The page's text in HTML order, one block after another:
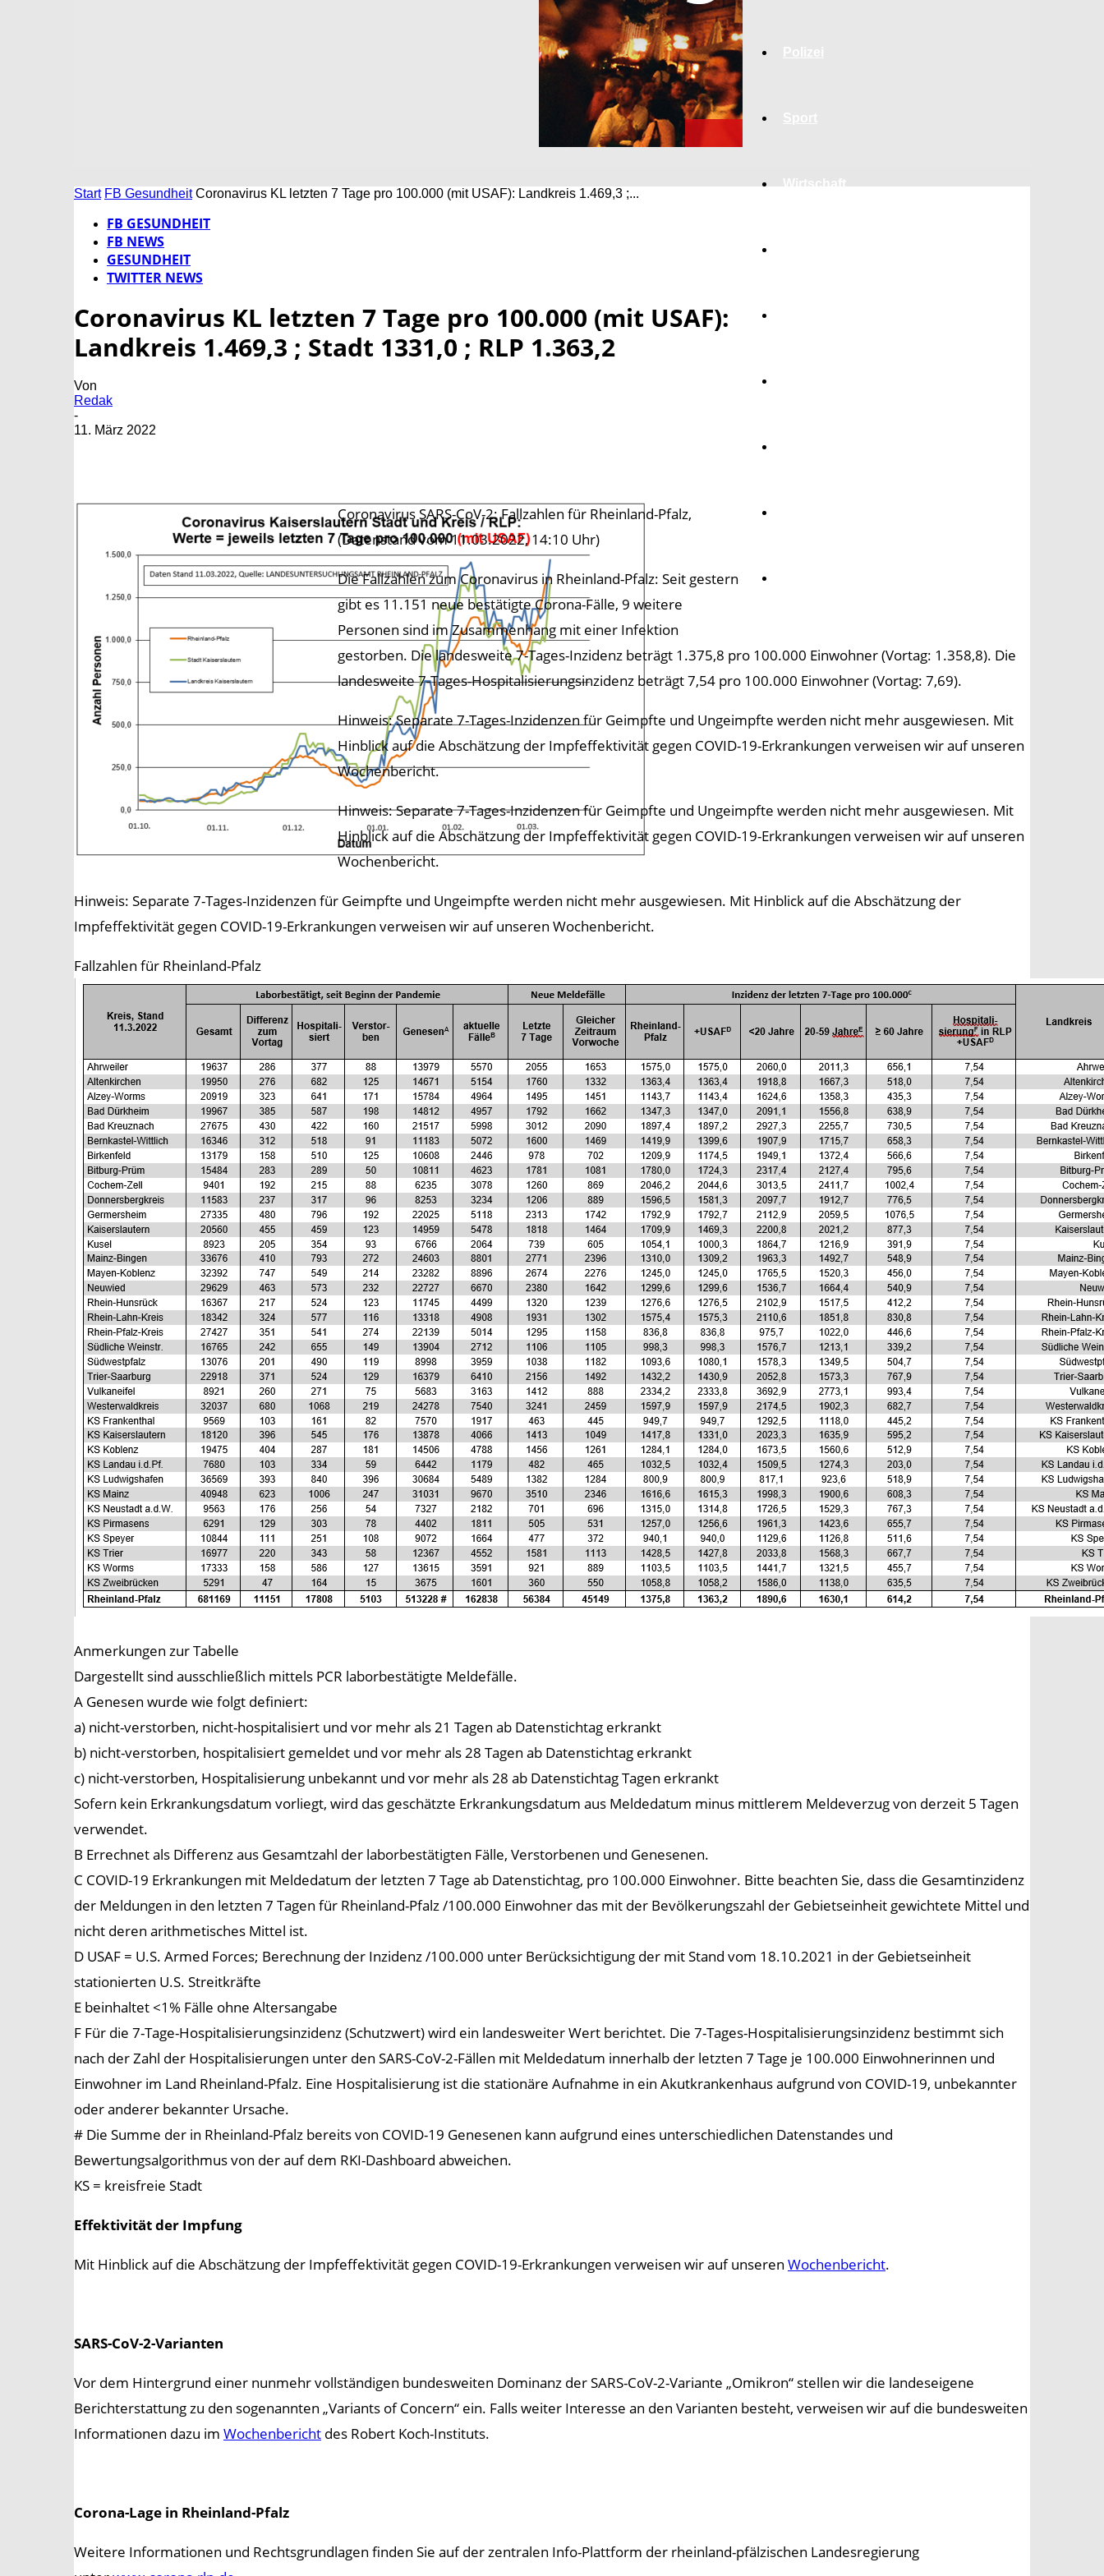
Wirtschaft
Start FB Gesundheit Coronavirus KL letzten 7 Tage pro 100.000 (mit USAF): Landkreis 1.469,3 ;...
FB GESUNDHEIT
FB NEWS
GESUNDHEIT
TWITTER NEWS
Coronavirus KL letzten 7 Tage pro 100.000 (mit USAF):
Landkreis 1.469,3 ; Stadt 1331,0 ; RLP 1.363,2
Von
Redak
-
11. März 2022
Coronavirus SARS-CoV-2: Fallzahlen für Rheinland-Pfalz,
(Datenstand vom 11.03.2022, 14:10 Uhr)
Die Fallzahlen zum Coronavirus in Rheinland-Pfalz: Seit gestern
gibt es 11.151 neue bestätigte Corona-Fälle, 9 weitere
Personen sind im Zusammenhang mit einer Infektion
gestorben. Die landesweite 7-Tages-Inzidenz beträgt 1.375,8 pro 100.000 Einwohner (Vortag: 1.358,8). Die
landesweite 7-Tages-Hospitalisierungsinzidenz beträgt 7,54 pro 100.000 Einwohner (Vortag: 7,69).
Hinweis: Separate 7-Tages-Inzidenzen für Geimpfte und Ungeimpfte werden nicht mehr ausgewiesen. Mit
Hinblick auf die Abschätzung der Impfeffektivität gegen COVID-19-Erkrankungen verweisen wir auf unseren
Wochenbericht.
Hinweis: Separate 7-Tages-Inzidenzen für Geimpfte und Ungeimpfte werden nicht mehr ausgewiesen. Mit
Hinblick auf die Abschätzung der Impfeffektivität gegen COVID-19-Erkrankungen verweisen wir auf unseren
Wochenbericht.
Hinweis: Separate 7-Tages-Inzidenzen für Geimpfte und Ungeimpfte werden nicht mehr ausgewiesen. Mit Hinblick auf die Abschätzung der
Impfeffektivität gegen COVID-19-Erkrankungen verweisen wir auf unseren Wochenbericht.
Fallzahlen für Rheinland-Pfalz
Anmerkungen zur Tabelle
Dargestellt sind ausschließlich mittels PCR laborbestätigte Meldefälle.
A Genesen wurde wie folgt definiert:
a) nicht-verstorben, nicht-hospitalisiert und vor mehr als 21 Tagen ab Datenstichtag erkrankt
b) nicht-verstorben, hospitalisiert gemeldet und vor mehr als 28 Tagen ab Datenstichtag erkrankt
c) nicht-verstorben, Hospitalisierung unbekannt und vor mehr als 28 ab Datenstichtag Tagen erkrankt
Sofern kein Erkrankungsdatum vorliegt, wird das geschätzte Erkrankungsdatum aus Meldedatum minus mittlerem Meldeverzug von derzeit 5 Tagen
verwendet.
B Errechnet als Differenz aus Gesamtzahl der laborbestätigten Fälle, Verstorbenen und Genesenen.
C COVID-19 Erkrankungen mit Meldedatum der letzten 7 Tage ab Datenstichtag, pro 100.000 Einwohner. Bitte beachten Sie, dass die Gesamtinzidenz
der Meldungen in den letzten 7 Tagen für Rheinland-Pfalz /100.000 Einwohner das mit der Bevölkerungszahl der Gebietseinheit gewichtete Mittel und
nicht deren arithmetisches Mittel ist.
D USAF = U.S. Armed Forces; Berechnung der Inzidenz /100.000 unter Berücksichtigung der mit Stand vom 18.10.2021 in der Gebietseinheit
stationierten U.S. Streitkräfte
E beinhaltet <1% Fälle ohne Altersangabe
F Für die 7-Tage-Hospitalisierungsinzidenz (Schutzwert) wird ein landesweiter Wert berichtet. Die 7-Tages-Hospitalisierungsinzidenz bestimmt sich
nach der Zahl der Hospitalisierungen unter den SARS-CoV-2-Fällen mit Meldedatum innerhalb der letzten 7 Tage je 100.000 Einwohnerinnen und
Einwohner im Land Rheinland-Pfalz. Eine Hospitalisierung ist die stationäre Aufnahme in ein Akutkrankenhaus aufgrund von COVID-19, unbekannter
oder anderer bekannter Ursache.
# Die Summe der in Rheinland-Pfalz bereits von COVID-19 Genesenen kann aufgrund eines unterschiedlichen Datenstandes und
Bewertungsalgorithmus von der auf dem RKI-Dashboard abweichen.
KS = kreisfreie Stadt
Effektivität der Impfung
Mit Hinblick auf die Abschätzung der Impfeffektivität gegen COVID-19-Erkrankungen verweisen wir auf unseren Wochenbericht.
SARS-CoV-2-Varianten
Vor dem Hintergrund einer nunmehr vollständigen bundesweiten Dominanz der SARS-CoV-2-Variante „Omikron“ stellen wir die landeseigene
Berichterstattung zu den sogenannten „Variants of Concern“ ein. Falls weiter Interesse an den Varianten besteht, verweisen wir auf die bundesweiten
Informationen dazu im Wochenbericht des Robert Koch-Instituts.
Corona-Lage in Rheinland-Pfalz
Weitere Informationen und Rechtsgrundlagen finden Sie auf der zentralen Info-Plattform der rheinland-pfälzischen Landesregierung